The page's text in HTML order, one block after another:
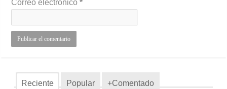
Correo electrónico*
Reciente Popular +Comentado